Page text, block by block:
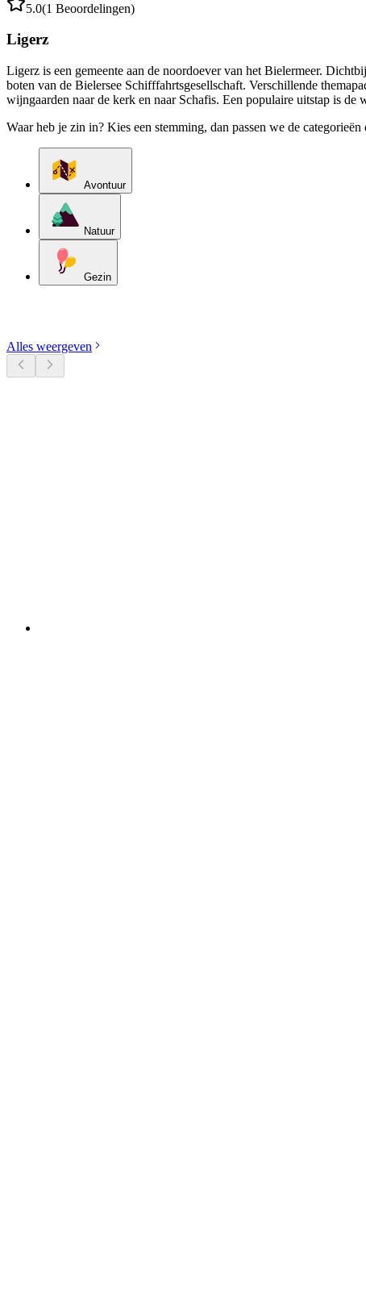
5.0(1 Beoordelingen)
Ligerz
Ligerz is een gemeente aan de noordoever van het Bielermeer.
boten van de Bielersee Schifffahrtsgesellschaft. Verschillende
wijngaarden naar de kerk en naar Schafis. Een populaire uitstap is
Waar heb je zin in? Kies een stemming, dan passen we de categorieën
Avontuur
Natuur
Gezin
Alles weergeven